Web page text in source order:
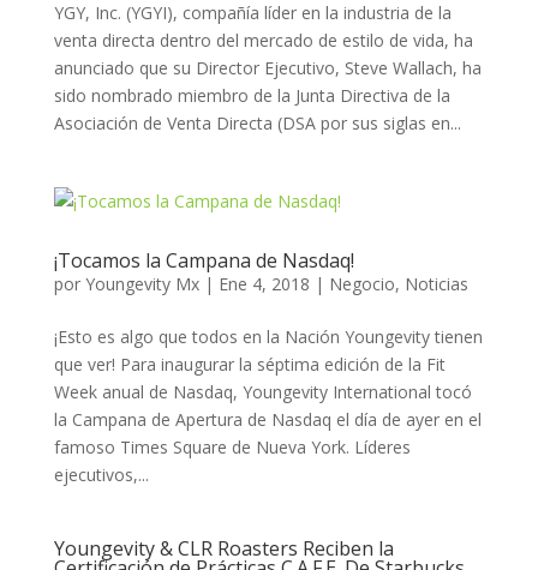
YGY, Inc. (YGYI), compañía líder en la industria de la
venta directa dentro del mercado de estilo de vida, ha
anunciado que su Director Ejecutivo, Steve Wallach, ha
sido nombrado miembro de la Junta Directiva de la
Asociación de Venta Directa (DSA por sus siglas en...
¡Tocamos la Campana de Nasdaq!
por Youngevity Mx| Ene 4, 2018 | Negocio, Noticias
¡Esto es algo que todos en la Nación Youngevity tienen
que ver! Para inaugurar la séptima edición de la Fit
Week anual de Nasdaq, Youngevity International tocó
la Campana de Apertura de Nasdaq el día de ayer en el
famoso Times Square de Nueva York. Líderes
ejecutivos,...
Youngevity & CLR Roasters Reciben la